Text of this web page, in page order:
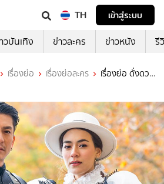
TH
เข้าสู่ระบบ
วบันเทิง ข่าวละคร ข่าวหนัง รี
เรื่องย่อ เรื่องย่อละคร
เรื่องย่อ ดั่งดวง